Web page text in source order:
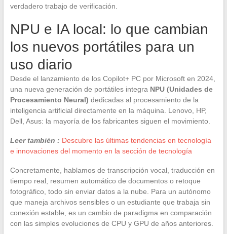
verdadero trabajo de verificación.
NPU e IA local: lo que cambian
los nuevos portátiles para un
uso diario
Desde el lanzamiento de los Copilot+ PC por Microsoft en 2024,
una nueva generación de portátiles integra NPU (Unidades de
Procesamiento Neural) dedicadas al procesamiento de la
inteligencia artificial directamente en la máquina. Lenovo, HP,
Dell, Asus: la mayoría de los fabricantes siguen el movimiento.
Leer también : Descubre las últimas tendencias en tecnología
e innovaciones del momento en la sección de tecnología
Concretamente, hablamos de transcripción vocal, traducción en
tiempo real, resumen automático de documentos o retoque
fotográfico, todo sin enviar datos a la nube. Para un autónomo
que maneja archivos sensibles o un estudiante que trabaja sin
conexión estable, es un cambio de paradigma en comparación
con las simples evoluciones de CPU y GPU de años anteriores.